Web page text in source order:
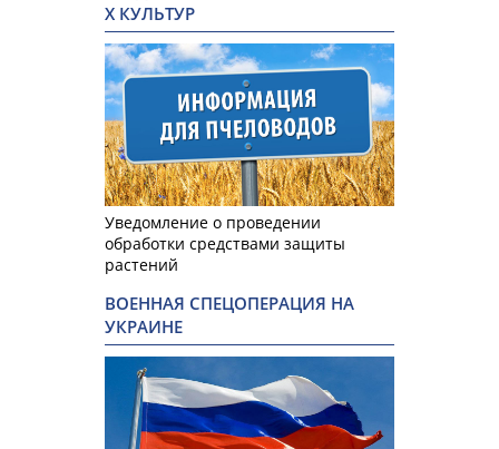
Х КУЛЬТУР
Уведомление о проведении
обработки средствами защиты
растений
ВОЕННАЯ СПЕЦОПЕРАЦИЯ НА
УКРАИНЕ